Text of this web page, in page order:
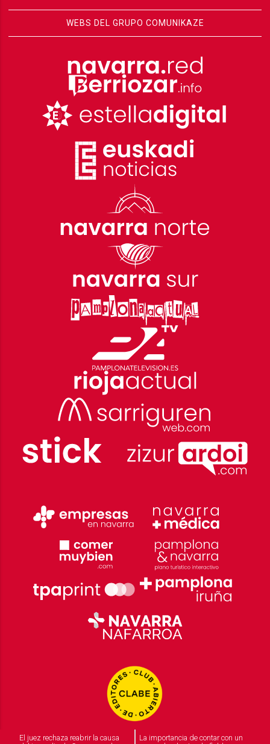
WEBS DEL GRUPO COMUNIKAZE
El juez rechaza reabrir la causa
La importancia de contar con un